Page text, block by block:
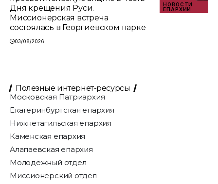
НОВОСТИ
ЕПАРХИИ
Дня крещения Руси.
Миссионерская встреча
состоялась в Георгиевском парке
03/08/2026
Полезные интернет-ресурсы
Московская Патриархия
Екатеринбургская епархия
Нижнетагильская епархия
Каменская епархия
Алапаевская епархия
Молодёжный отдел
Миссионерский отдел